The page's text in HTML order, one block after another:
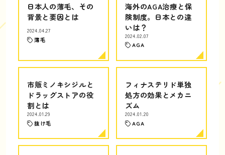
日本人の薄毛、その
背景と要因とは
2024.04.27
薄毛
海外のAGA治療と保
険制度。日本との違
いは？
2024.02.07
AGA
市販ミノキシジルと
ドラッグストアの役
割とは
2024.01.29
抜け毛
フィナステリド単独
処方の効果とメカニ
ズム
2024.01.20
AGA